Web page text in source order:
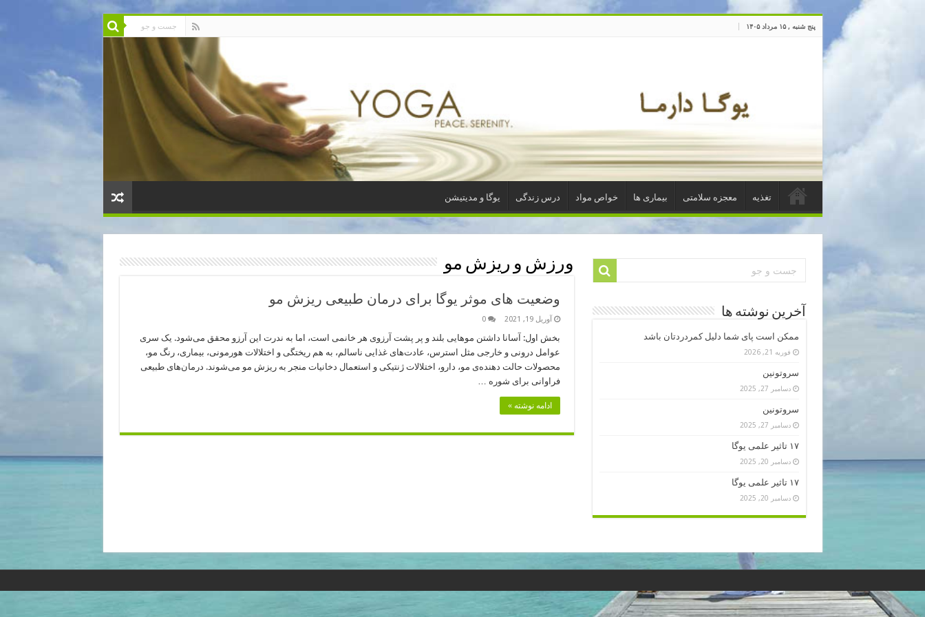
پنج شنبه , ۱۵ مرداد ۱۴۰۵
تغذیه معجزه سلامتی بیماری ها خواص مواد درس زندگی یوگا و مدیتیشن
ورزش و ریزش مو
وضعیت های موثر یوگا برای درمان طبیعی ریزش مو
آوریل 19, 2021 0
بخش اول: آسانا داشتن موهایی بلند و پر پشت آرزوی هر خانمی است، اما به ندرت این آرزو محقق می‌شود. یک سری
عوامل درونی و خارجی مثل استرس، عادت‌های غذایی ناسالم، به هم ریختگی و اختلالات هورمونی، بیماری‌، رنگ مو،
محصولات حالت دهنده‌ی مو، دارو، اختلالات ژنتیکی و استعمال دخانیات منجر به ریزش مو می‌شوند. درمان‌های طبیعی
فراوانی برای شوره …
ادامه نوشته »
آخرین نوشته ها
ممکن است پای شما دلیل کمردردتان باشد
فوریه 21, 2026
سروتونین
دسامبر 27, 2025
سروتونین
دسامبر 27, 2025
۱۷ تاثیر علمی یوگا
دسامبر 20, 2025
۱۷ تاثیر علمی یوگا
دسامبر 20, 2025